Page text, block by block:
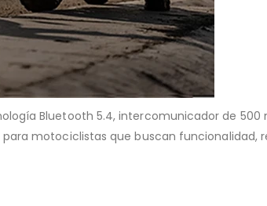
Bluetooth 5.4, intercomunicador de 500
motociclistas que buscan funcionalidad,